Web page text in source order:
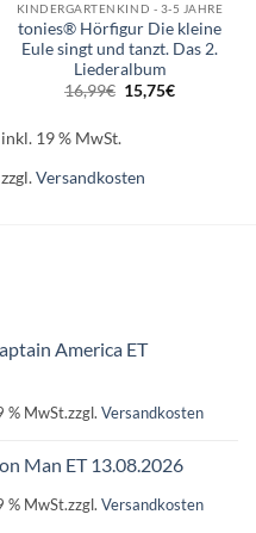
KINDERGARTENKIND - 3-5 JAHRE
tonies® Hörfigur Die kleine
Eule singt und tanzt. Das 2.
Liederalbum
16,99€ Ursprünglicher
Preis
15,75€Aktueller
inkl. 19 % MwSt.
zzgl.Versandkosten
America ET
% MwSt.zzgl. Versandkosten
Man ET 13.08.2026
% MwSt.zzgl. Versandkosten